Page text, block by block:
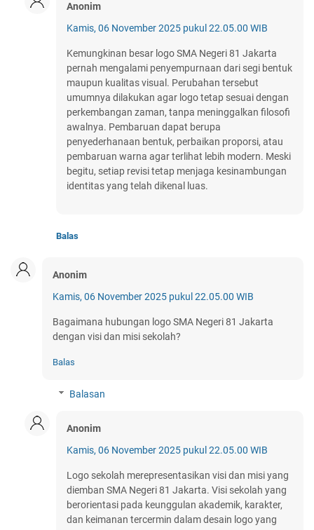
Anonim
Kamis, 06 November 2025 pukul 22.05.00 WIB
Kemungkinan besar logo SMA Negeri 81 Jakarta
pernah mengalami penyempurnaan dari segi bentuk
maupun kualitas visual. Perubahan tersebut
umumnya dilakukan agar logo tetap sesuai dengan
perkembangan zaman, tanpa meninggalkan filosofi
awalnya. Pembaruan dapat berupa
penyederhanaan bentuk, perbaikan proporsi, atau
pembaruan warna agar terlihat lebih modern. Meski
begitu, setiap revisi tetap menjaga kesinambungan
identitas yang telah dikenal luas.
Balas
Anonim
Kamis, 06 November 2025 pukul 22.05.00 WIB
Bagaimana hubungan logo SMA Negeri 81 Jakarta
dengan visi dan misi sekolah?
Balas
Balasan
Anonim
Kamis, 06 November 2025 pukul 22.05.00 WIB
Logo sekolah merepresentasikan visi dan misi yang
diemban SMA Negeri 81 Jakarta. Visi sekolah yang
berorientasi pada keunggulan akademik, karakter,
dan keimanan tercermin dalam desain logo yang